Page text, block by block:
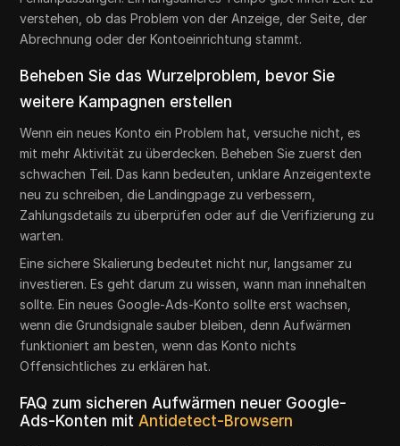
verstehen, ob das Problem von der Anzeige, der Seite, der
Abrechnung oder der Kontoeinrichtung stammt.
Beheben Sie das Wurzelproblem, bevor Sie
weitere Kampagnen erstellen
Wenn ein neues Konto ein Problem hat, versuche nicht, es
mit mehr Aktivität zu überdecken. Beheben Sie zuerst den
schwachen Teil. Das kann bedeuten, unklare Anzeigentexte
neu zu schreiben, die Landingpage zu verbessern,
Zahlungsdetails zu überprüfen oder auf die Verifizierung zu
warten.
Eine sichere Skalierung bedeutet nicht nur, langsamer zu
investieren. Es geht darum zu wissen, wann man innehalten
sollte. Ein neues Google-Ads-Konto sollte erst wachsen,
wenn die Grundsignale sauber bleiben, denn Aufwärmen
funktioniert am besten, wenn das Konto nichts
Offensichtliches zu erklären hat.
FAQ zum sicheren Aufwärmen neuer Google-
Ads-Konten mit Antidetect-Browsern